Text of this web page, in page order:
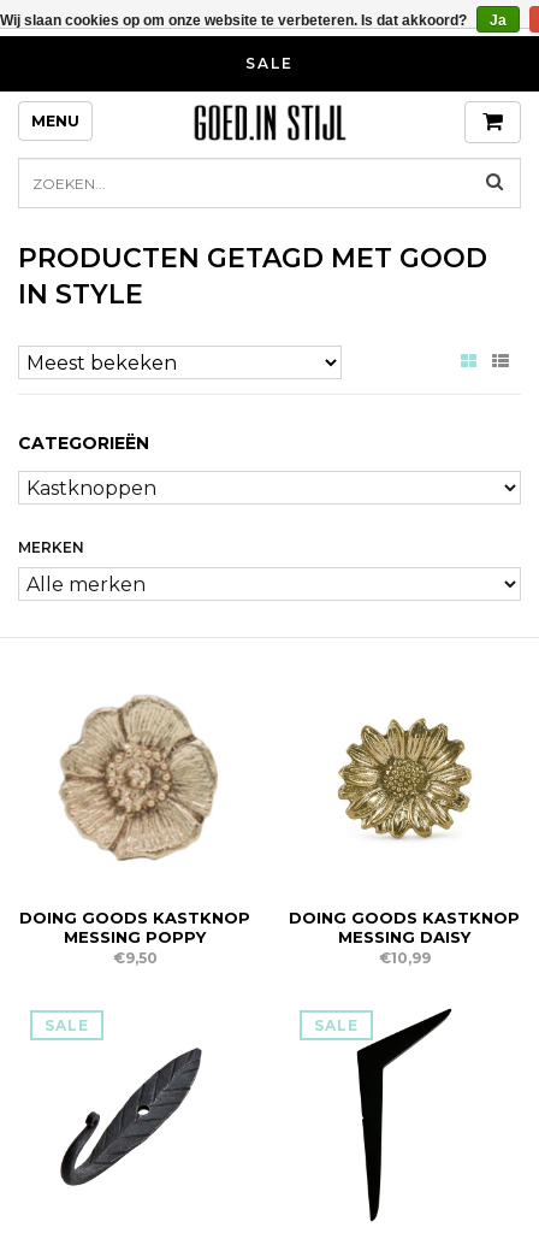
SALE
MENU
PRODUCTEN GETAGD MET GOOD
IN STYLE
CATEGORIEËN
MERKEN
DOING GOODS KASTKNOP
MESSING POPPY
€9,50
DOING GOODS KASTKNOP
MESSING DAISY
€10,99
SALE SALE
Wij slaan cookies op om onze website te verbeteren. Is dat akkoord? Ja